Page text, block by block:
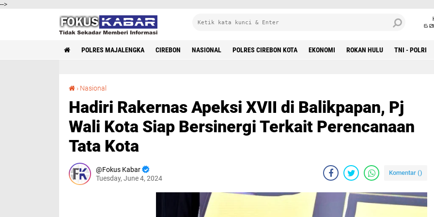
-->
6
POLRES MAJALENGKA CIREBON NASIONAL POLRES CIREBON KOTA EKONOMI ROKAN HULU TNI - POLRI
› Nasional
Hadiri Rakernas Apeksi XVII di Balikpapan, Pj
Wali Kota Siap Bersinergi Terkait Perencanaan
Tata Kota
Fokus Kabar
Tuesday, June 4, 2024
Komentar ()